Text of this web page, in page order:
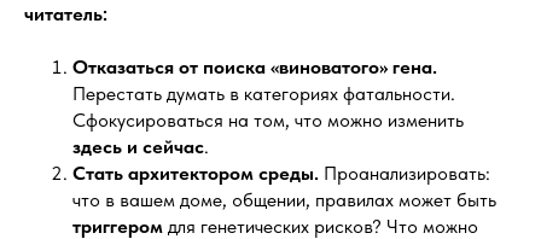
читатель:
Отказаться от поиска «виноватого» гена.
Перестать думать в категориях фатальности.
Сфокусироваться на том, что можно изменить
здесь и сейчас.
Стать архитектором среды. Проанализировать:
что в вашем доме, общении, правилах может быть
триггером для генетических рисков? Что можно